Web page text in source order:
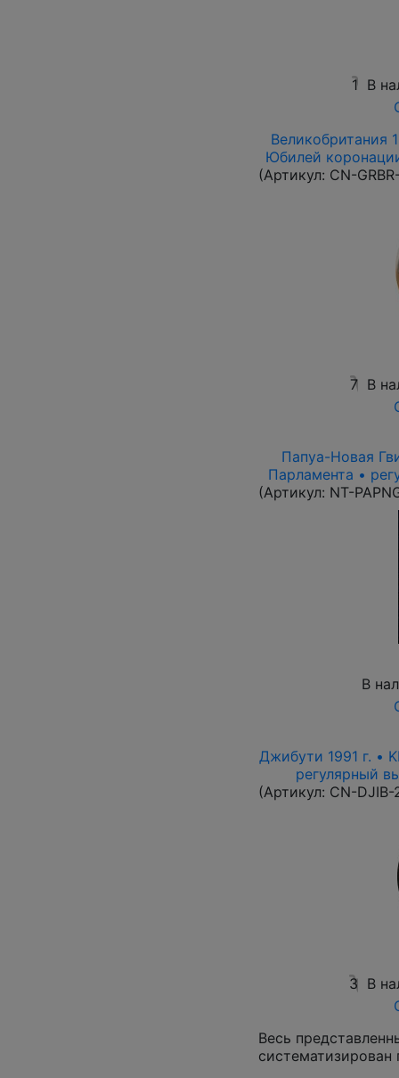
1 В
Великобритания
Юбилей
(Артикул: CN-
7 В
Папуа-Новая
Парламента •
(Артикул: NT-
В
Джибути 1991 г. •
регулярный
(Артикул: CN-DJIB-
3 В
Весь
систематизирован